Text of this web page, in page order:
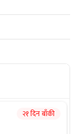
२१ दिन बाँकी